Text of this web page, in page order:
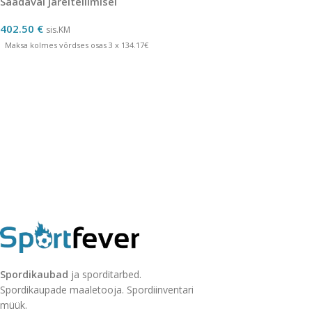
402.50 € sis.KM
Maksa kolmes võrdses osas 3 x 134.17€
Spordikaubad ja sporditarbed.
Spordikaupade maaletooja. Spordiinventari
müük.